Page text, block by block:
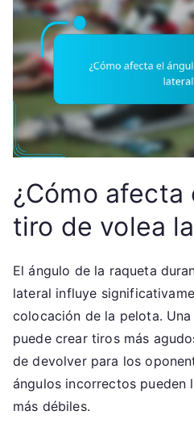
¿Cómo afecta
tiro de volea
El ángulo de la raqueta
lateral influye
colocación de la pelota.
puede crear tiros más
de devolver para los
ángulos incorrectos pueden
más débiles.